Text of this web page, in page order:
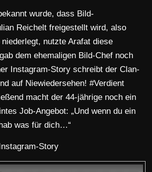
wurde, dass Bild-
Reichelt freigestellt wird, also
nutzte Arafat diese
dem ehemaligen Bild-Chef noch
Instagram-Story schreibt der Clan-
auf Niewiedersehen! #Verdient
macht der 44-jährige noch ein
Job-Angebot: „Und wenn du ein
was für dich…“
Story